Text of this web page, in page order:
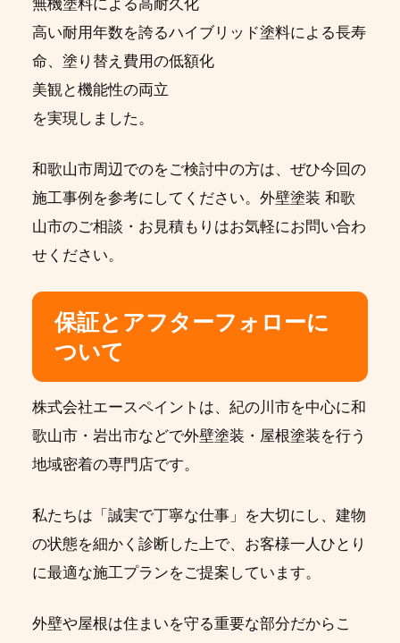
無機塗料による高耐久化
高い耐用年数を誇るハイブリッド塗料による長寿
命、塗り替え費用の低額化
美観と機能性の両立
を実現しました。
和歌山市周辺でのをご検討中の方は、ぜひ今回の
施工事例を参考にしてください。外壁塗装 和歌
山市のご相談・お見積もりはお気軽にお問い合わ
せください。
保証とアフターフォローに
ついて
株式会社エースペイントは、紀の川市を中心に和
歌山市・岩出市などで外壁塗装・屋根塗装を行う
地域密着の専門店です。
私たちは「誠実で丁寧な仕事」を大切にし、建物
の状態を細かく診断した上で、お客様一人ひとり
に最適な施工プランをご提案しています。
外壁や屋根は住まいを守る重要な部分だからこ